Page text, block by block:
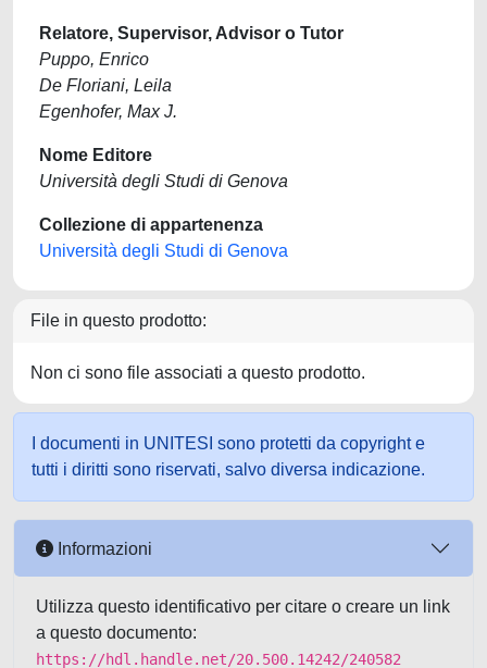
Relatore, Supervisor, Advisor o Tutor
Puppo, Enrico
De Floriani, Leila
Egenhofer, Max J.
Nome Editore
Università degli Studi di Genova
Collezione di appartenenza
Università degli Studi di Genova
File in questo prodotto:
Non ci sono file associati a questo prodotto.
I documenti in UNITESI sono protetti da copyright e
tutti i diritti sono riservati, salvo diversa indicazione.
Informazioni
Utilizza questo identificativo per citare o creare un link
a questo documento:
https://hdl.handle.net/20.500.14242/240582